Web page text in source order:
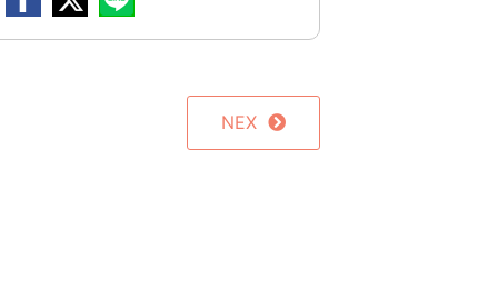
NEX